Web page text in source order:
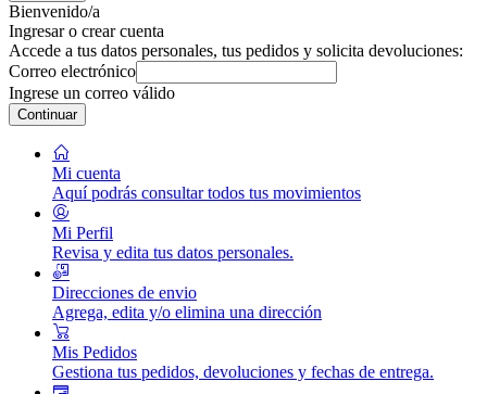
Bienvenido/a
Ingresar o crear cuenta
Accede a tus datos personales, tus pedidos y solicita devoluciones:
Correo electrónico
Ingrese un correo válido
Continuar
Mi cuenta
Aquí podrás consultar todos tus movimientos
Mi Perfil
Revisa y edita tus datos personales.
Direcciones de envio
Agrega, edita y/o elimina una dirección
Mis Pedidos
Gestiona tus pedidos, devoluciones y fechas de entrega.